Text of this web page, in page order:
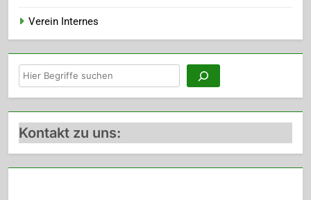
Verein Internes
Suchen
Kontakt zu uns: